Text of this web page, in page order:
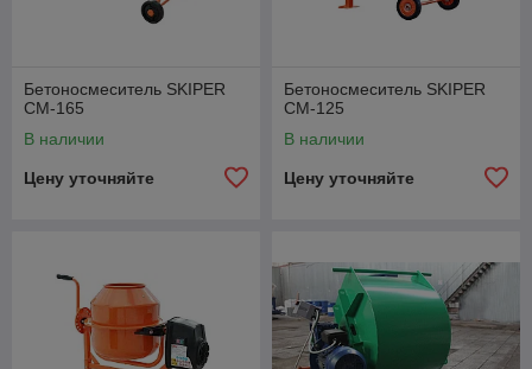
Бетоносмеситель SKIPER
СМ-165
В наличии
Цену уточняйте
Бетоносмеситель SKIPER
СМ-125
В наличии
Цену уточняйте